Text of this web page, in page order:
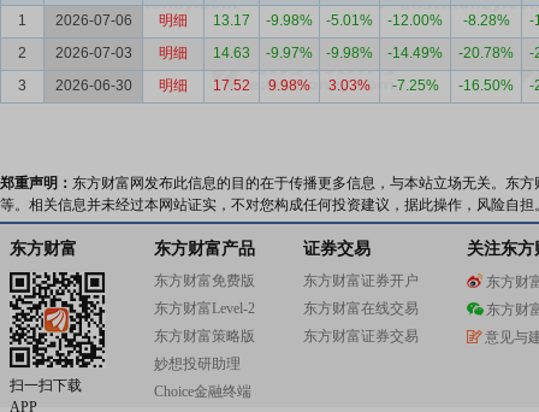
1
2026-07-06 明细 13.17 -9.98% -5.01% -12.00% -8.28%
-
2
2026-07-03 明细 14.63 -9.97% -9.98% -14.49% -20.78%
-
3
2026-06-30 明细 17.52 9.98% 3.03% -7.25% -16.50% -
郑重声明： 东方财富网发布此信息的目的在于传播更多信息，与本站立场无关。东
等。相关信息并未经过本网站证实，不对您构成任何投资建议，据此操作，风险自担